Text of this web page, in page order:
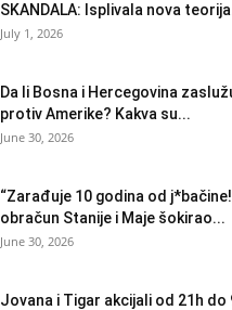
SKANDALA: Isplivala nova
July 1, 2026
Da li Bosna i Hercegovina
protiv Amerike? Kakva su...
June 30, 2026
“Zarađuje 10 godina od
obračun Stanije i Maje šokirao...
June 30, 2026
Jovana i Tigar akcijali od 21h do